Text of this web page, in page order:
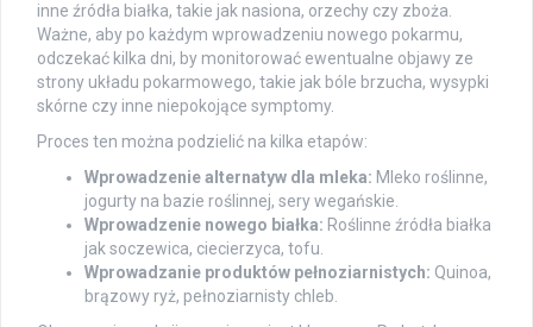
inne źródła białka, takie jak nasiona, orzechy czy zboża.
Ważne, aby po każdym wprowadzeniu nowego pokarmu,
odczekać kilka dni, by monitorować ewentualne objawy ze
strony układu pokarmowego, takie jak bóle brzucha, wysypki
skórne czy inne niepokojące symptomy.
Proces ten można podzielić na kilka etapów:
Wprowadzenie alternatyw dla mleka: Mleko roślinne,
jogurty na bazie roślinnej, sery wegańskie.
Wprowadzenie nowego białka: Roślinne źródła białka
jak soczewica, ciecierzyca, tofu.
Wprowadzanie produktów pełnoziarnistych: Quinoa,
brązowy ryż, pełnoziarnisty chleb.